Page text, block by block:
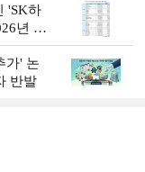
'SK하
년 8
가' 논
반발